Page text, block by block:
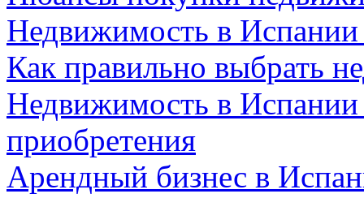
Недвижимость в
Как правильно выбрать
Недвижимость в Испании
приобретения
Арендный бизнес в